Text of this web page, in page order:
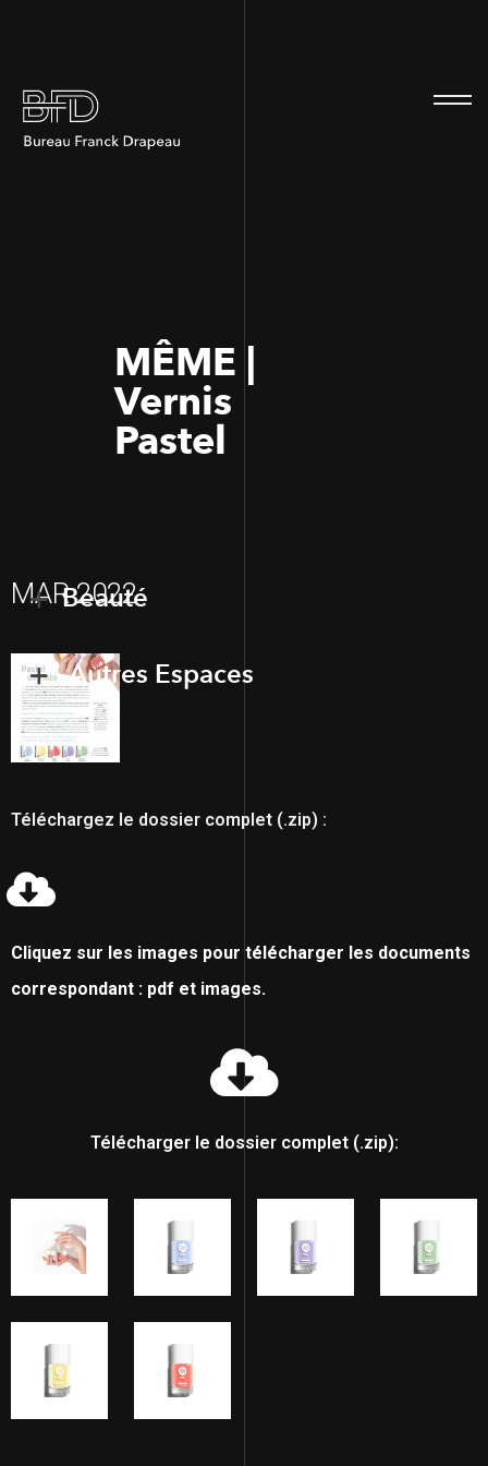
MÊME |
Vernis
Pastel
MAR 2022
Beauté
Autres Espaces
Téléchargez le dossier complet (.zip) :
Cliquez sur les images pour télécharger les documents
correspondant : pdf et images.
Télécharger le dossier complet (.zip):